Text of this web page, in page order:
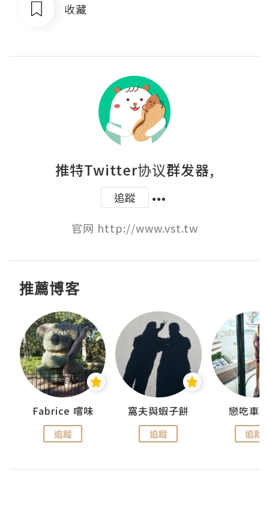
收藏
推特Twitter协议群发器,
追蹤
官网 http://www.vst.tw
推薦博客
Fabrice 嚐味
追蹤
窩夫與蝦子餅
追蹤
戀吃車
追蹤